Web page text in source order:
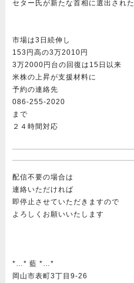
セター氏が新たな首相に選出された
市場は3日続伸し
153円高の3万2010円
3万2000円台の回復は15日以来
米株の上昇が支援材料に
予約の連絡先
086-255-2020
まで
２４時間対応
配信不要の場合は
連絡いただければ
即停止させていただきますので
よろしくお願いいたします
*…* 藍 *…*
岡山市表町3丁目9-26